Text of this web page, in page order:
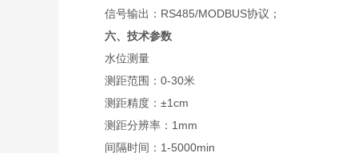
信号输出：RS485/MODBUS协议；
六、技术参数
水位测量
测距范围：0-30米
测距精度：±1cm
测距分辨率：1mm
间隔时间：1-5000min